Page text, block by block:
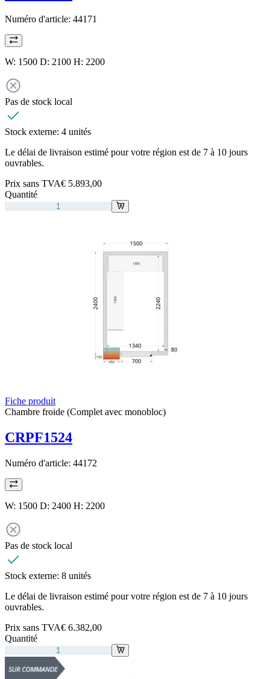
Numéro d'article: 44171
W: 1500 D: 2100 H: 2200
Pas de stock local
Stock externe: 4 unités
Le délai de livraison estimé pour votre région est de 7 à 10 jours
ouvrables.
Prix sans TVA€ 5.893,00
Quantité
Fiche produit
Chambre froide (Complet avec monobloc)
CRPF1524
Numéro d'article: 44172
W: 1500 D: 2400 H: 2200
Pas de stock local
Stock externe: 8 unités
Le délai de livraison estimé pour votre région est de 7 à 10 jours
ouvrables.
Prix sans TVA€ 6.382,00
Quantité